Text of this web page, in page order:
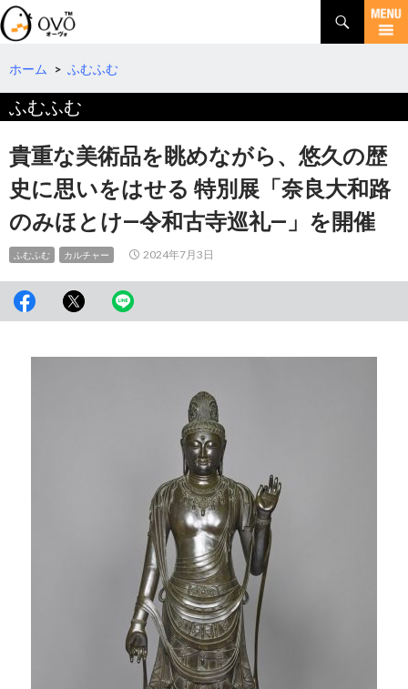
検
索
コ
テ
へ
動
ホーム > ふむふむ
ふむふむ
貴重な美術品を眺めながら、悠久の歴
史に思いをはせる 特別展「奈良大和路
のみほとけ―令和古寺巡礼―」を開催
ふむふむ カルチャー 2024年7月3日